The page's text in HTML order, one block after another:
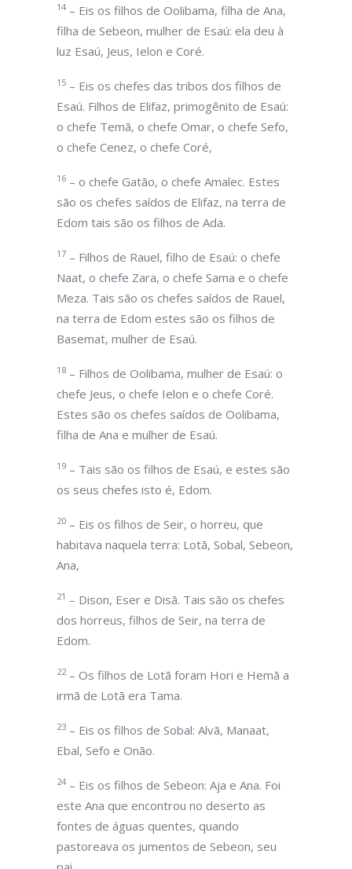
14 – Eis os filhos de Oolibama, filha de Ana,
filha de Sebeon, mulher de Esaú: ela deu à
luz Esaú, Jeus, Ielon e Coré.
15 – Eis os chefes das tribos dos filhos de
Esaú. Filhos de Elifaz, primogênito de Esaú:
o chefe Temã, o chefe Omar, o chefe Sefo,
o chefe Cenez, o chefe Coré,
16 – o chefe Gatão, o chefe Amalec. Estes
são os chefes saídos de Elifaz, na terra de
Edom tais são os filhos de Ada.
17 – Filhos de Rauel, filho de Esaú: o chefe
Naat, o chefe Zara, o chefe Sama e o chefe
Meza. Tais são os chefes saídos de Rauel,
na terra de Edom estes são os filhos de
Basemat, mulher de Esaú.
18 – Filhos de Oolibama, mulher de Esaú: o
chefe Jeus, o chefe Ielon e o chefe Coré.
Estes são os chefes saídos de Oolibama,
filha de Ana e mulher de Esaú.
19 – Tais são os filhos de Esaú, e estes são
os seus chefes isto é, Edom.
20 – Eis os filhos de Seir, o horreu, que
habitava naquela terra: Lotã, Sobal, Sebeon,
Ana,
21 – Dison, Eser e Disã. Tais são os chefes
dos horreus, filhos de Seir, na terra de
Edom.
22– Os filhos de Lotã foram Hori e Hemã a
irmã de Lotã era Tama.
23 – Eis os filhos de Sobal: Alvã, Manaat,
Ebal, Sefo e Onão.
24 – Eis os filhos de Sebeon: Aja e Ana. Foi
este Ana que encontrou no deserto as
fontes de águas quentes, quando
pastoreava os jumentos de Sebeon, seu